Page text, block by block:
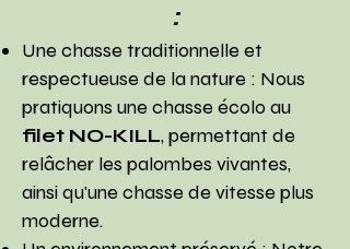
:
Une chasse traditionnelle et
respectueuse de la nature : Nous
pratiquons une chasse écolo au
filet NO-KILL, permettant de
relâcher les palombes vivantes,
ainsi qu'une chasse de vitesse plus
moderne.